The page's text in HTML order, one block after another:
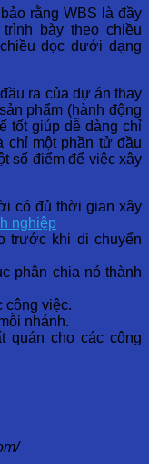
nghiệp
rằng WBS là đầy
bày theo chiều
dọc dưới dạng
ra của dự án thay
phẩm (hành động
tốt giúp dễ dàng chỉ
chỉ một phần tử đầu
số điểm để việc xây
có đủ thời gian xây
trước khi di chuyển
phân chia nó thành
công việc.
nhánh.
quán cho các công